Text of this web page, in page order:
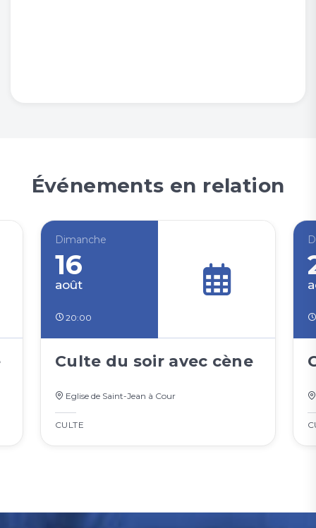
Événements en relation
Dimanche
16
août
20:00
Culte du soir avec cène
Eglise de Saint-Jean à Cour
CULTE